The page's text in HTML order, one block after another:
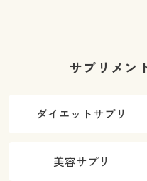
サプリメン
ダイエットサプリ
美容サプリ